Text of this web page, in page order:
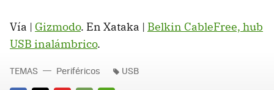
Vía | Gizmodo. En Xataka | Belkin CableFree, hub
USB inalámbrico.
TEMAS Periféricos USB